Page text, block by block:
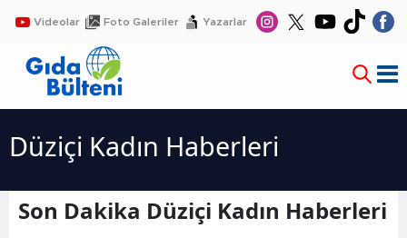
Videolar Foto Galeriler Yazarlar
Düziçi Kadın Haberleri
Son Dakika Düziçi Kadın Haberleri